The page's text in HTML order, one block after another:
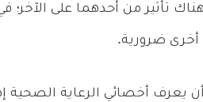
تأثير من أحدهما على الآخر؛
أخرى ضرورية.
أخصائي الرعاية الصحية إذا